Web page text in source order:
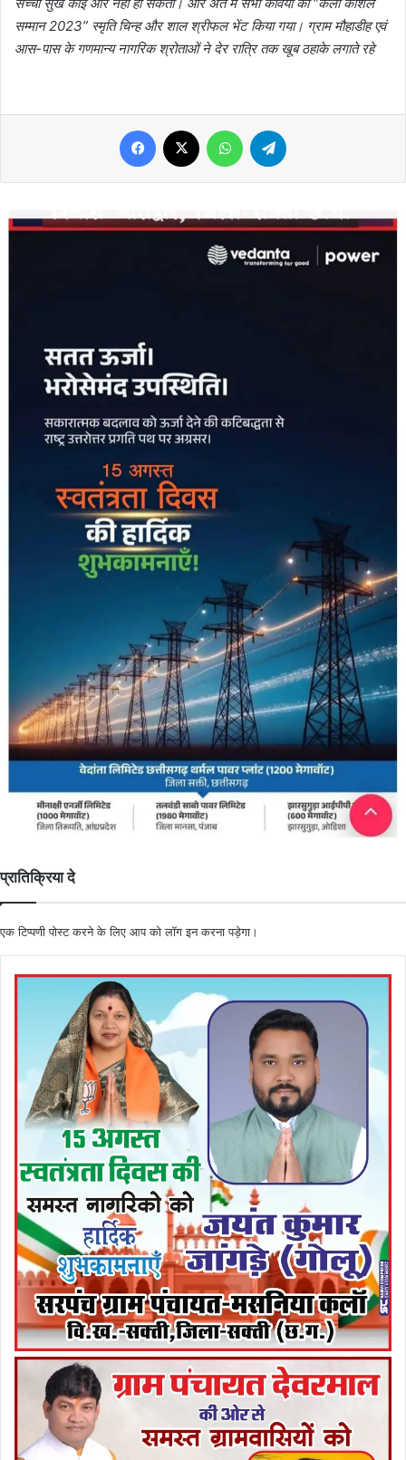
सम्मान 2023” स्मृति चिन्ह और शाल श्रीफल भेंट किया गया। ग्राम मौहाडीह एवं
आस-पास के गणमान्य नागरिक श्रोताओं ने देर रात्रि तक खूब ठहाके लगाते रहे
Facebook WhatsApp
प्रातिक्रिया दे
एक टिप्पणी पोस्ट करने के लिए आप कोलॉग इनकरना पड़ेगा।